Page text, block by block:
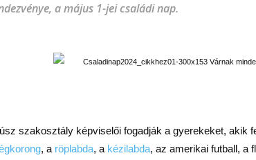
a május 1-jei családi nap.
szakosztály képviselői fogadják a gyerekeket, akik
, a röplabda, a kézilabda, az amerikai futball, a